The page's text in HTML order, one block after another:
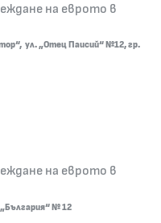
на еврото в
„Бизнес Инкубатор“,
ул. „Отец Паисий“ №12, гр.
на еврото в
Смолян, бул.
№ 12